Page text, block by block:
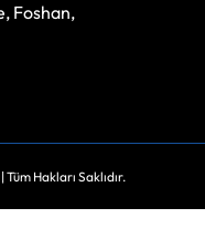
Foshan,
| Tüm Hakları Saklıdır.